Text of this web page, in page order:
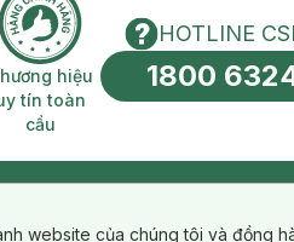
Thương hiệu uy tín toàn
hiệu
tín toàn
cầu
HOTLINE
1800
website của chúng tôi và đồng